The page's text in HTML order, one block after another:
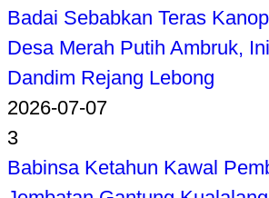
Badai Sebabkan Teras
Desa Merah Putih Ambruk,
Dandim Rejang Lebong
2026-07-07
3
Babinsa Ketahun Kawal